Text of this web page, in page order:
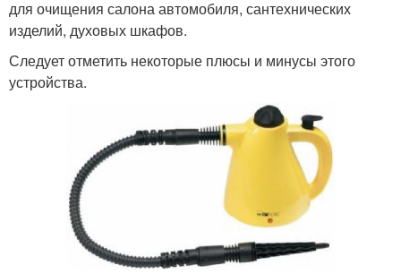
для очищения салона автомобиля, сантехнических
изделий, духовых шкафов.
Следует отметить некоторые плюсы и минусы этого
устройства.